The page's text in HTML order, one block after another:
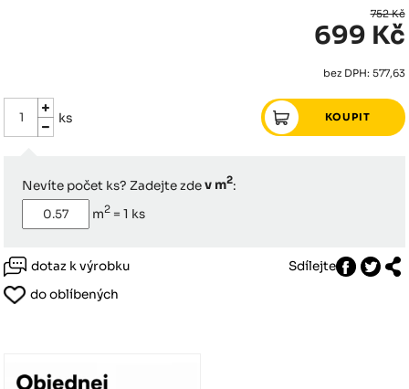
752 Kč
699 Kč
bez DPH: 577,63
ks
Nevíte počet ks? Zadejte zdev m2:
m2 =1 ks
dotaz k výrobku
Sdílejte
do oblíbených